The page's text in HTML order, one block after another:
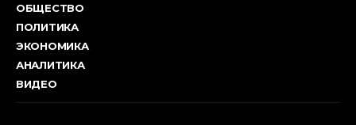
ОБЩЕСТВО
ПОЛИТИКА
ЭКОНОМИКА
АНАЛИТИКА
ВИДЕО